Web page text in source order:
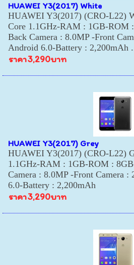
HUAWEI Y3(2017) White
HUAWEI Y3(2017) (CRO-L22)
Core 1.1GHz-RAM : 1GB-ROM
Back Camera : 8.0MP -Front
Android 6.0-Battery : 2,200mAh
ราคา3,290บาท
HUAWEI Y3(2017) Grey
HUAWEI Y3(2017) (CRO-L22)
1.1GHz-RAM : 1GB-ROM :
Camera : 8.0MP -Front Camera
6.0-Battery : 2,200mAh
ราคา3,290บาท